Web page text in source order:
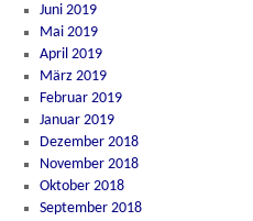
Juni 2019
Mai 2019
April 2019
März 2019
Februar 2019
Januar 2019
Dezember 2018
November 2018
Oktober 2018
September 2018